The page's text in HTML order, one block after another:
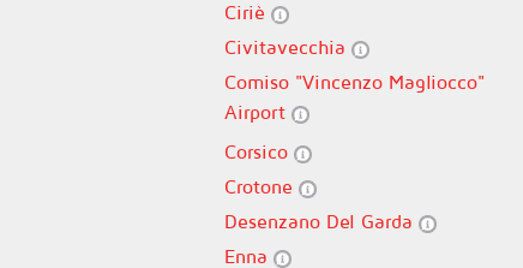
Ciriè
Civitavecchia
Comiso "Vincenzo Magliocco"
Airport
Corsico
Crotone
Desenzano Del Garda
Enna